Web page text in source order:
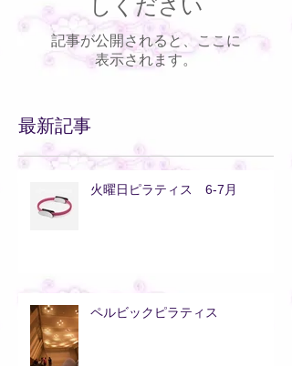
最新記事
記事が公開されると、ここに
表示されます。
火曜日ピラティス 6-7月
ペルビックピラティス